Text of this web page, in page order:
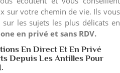
sur votre chemin de vie. Ils vous
les sujets les plus délicats en
en privé et sans RDV.
En Direct Et En Privé
Depuis Les Antilles Pour